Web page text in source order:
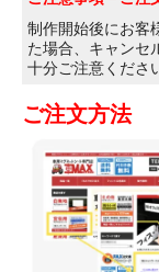
制作開始後にお客
た場合、キャンセ
十分ご注意くださ
ご注文方法